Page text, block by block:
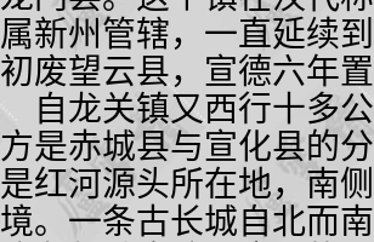
属新州管辖，一直延续
初废望云县，宣德六年
自龙关镇又西行十多
方是赤城县与宣化县的
是红河源头所在地，南
境。一条古长城自北而